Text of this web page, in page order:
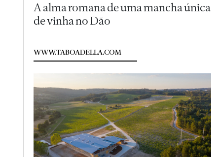
A alma romana de uma mancha única
de vinha no Dão
WWW.TABOADELLA.COM